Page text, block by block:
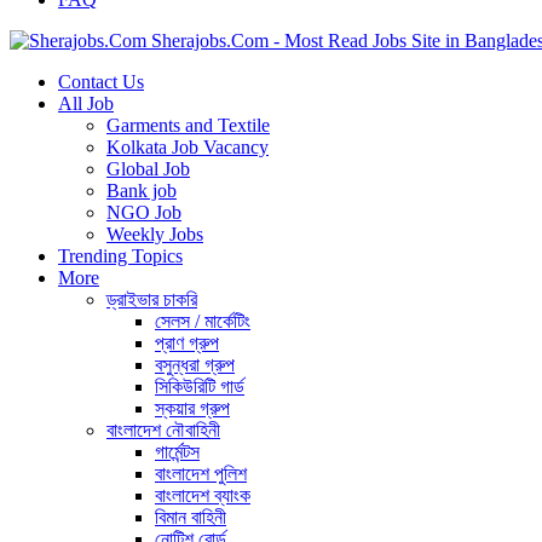
Sherajobs.Com - Most Read Jobs Site in
Contact Us
All Job
Garments and Textile
Kolkata Job Vacancy
Global Job
Bank job
NGO Job
Weekly Jobs
Trending Topics
More
ড্রাইভার চাকরি
সেলস / মার্কেটিং
প্রাণ গ্রুপ
বসুন্ধরা গ্রুপ
সিকিউরিটি গার্ড
স্কয়ার গ্রুপ
বাংলাদেশ নৌবাহিনী
গার্মেন্টস
বাংলাদেশ পুলিশ
বাংলাদেশ ব্যাংক
বিমান বাহিনী